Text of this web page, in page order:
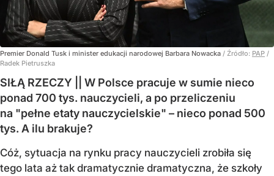
Premier Donald Tusk i minister edukacji narodowej Barbara Nowacka / Źródło: PAP /
Radek Pietruszka
SIŁĄ RZECZY || W Polsce pracuje w sumie nieco
ponad 700 tys. nauczycieli, a po przeliczeniu
na "pełne etaty nauczycielskie" – nieco ponad 500
tys. A ilu brakuje?
Cóż, sytuacja na rynku pracy nauczycieli zrobiła się
tego lata aż tak dramatycznie dramatyczna, że szkoły